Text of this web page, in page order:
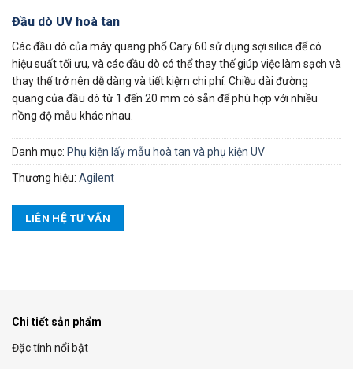
Đầu dò UV hoà tan
Các đầu dò của máy quang phổ Cary 60 sử dụng sợi silica để có
hiệu suất tối ưu, và các đầu dò có thể thay thế giúp việc làm sạch và
thay thế trở nên dễ dàng và tiết kiệm chi phí. Chiều dài đường
quang của đầu dò từ 1 đến 20 mm có sẵn để phù hợp với nhiều
nồng độ mẫu khác nhau.
Danh mục: Phụ kiện lấy mẫu hoà tan và phụ kiện UV
Thương hiệu: Agilent
LIÊN HỆ TƯ VẤN
Chi tiết sản phẩm
Đặc tính nổi bật